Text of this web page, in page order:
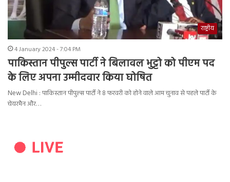
राष्ट्रीय
4 January 2024 - 7:04 PM
पाकिस्तान पीपुल्स पार्टी ने बिलावल भुट्टो को पीएम पद
के लिए अपना उम्मीदवार किया घोषित
New Delhi : पाकिस्तान पीपुल्स पार्टी ने 8 फरवरी को होने वाले आम चुनाव से पहले पार्टी के
चेयरमैन और…